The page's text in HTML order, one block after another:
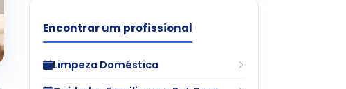
Encontrar um profissional
Limpeza Doméstica